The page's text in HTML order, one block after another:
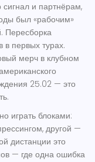
и партнёрам,
был «рабочим»
Пересборка
первых турах.
мерч в клубном
25.02 — это
играть блоками:
другой —
дистанции это
— где одна ошибка